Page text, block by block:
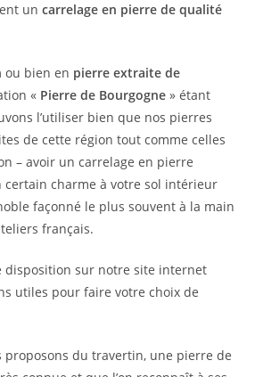
un carrelage en pierre de qualité
ou bien en pierre extraite de
« Pierre de Bourgogne » étant
l’utiliser bien que nos pierres
de cette région tout comme celles
– avoir un carrelage en pierre
charme à votre sol intérieur
façonné le plus souvent à la main
français.
disposition sur notre site internet
utiles pour faire votre choix de
proposons du travertin, une pierre de